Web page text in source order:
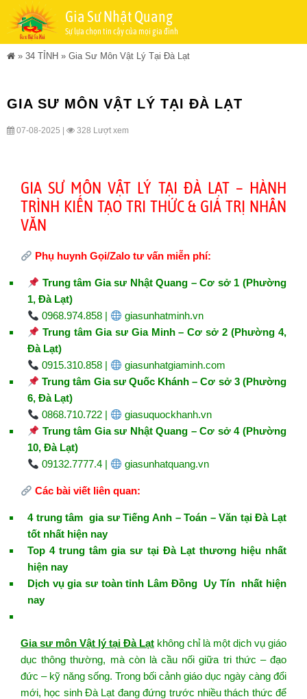
Gia Sư Nhật Quang
Sự lựa chọn tin cậy của mọi gia đình
» 34 TỈNH » Gia Sư Môn Vật Lý Tại Đà Lạt
GIA SƯ MÔN VẬT LÝ TẠI ĐÀ LẠT
07-08-2025 | 328 Lượt xem
GIA SƯ MÔN VẬT LÝ TẠI ĐÀ LẠT – HÀNH
TRÌNH KIẾN TẠO TRI THỨC & GIÁ TRỊ NHÂN
VĂN
Phụ huynh Gọi/Zalo tư vấn miễn phí:
Trung tâm Gia sư Nhật Quang – Cơ sở 1 (Phường
1, Đà Lạt)
0968.974.858 |
giasunhatminh.vn
Trung tâm Gia sư Gia Minh – Cơ sở 2 (Phường 4,
Đà Lạt)
0915.310.858 |
giasunhatgiaminh.com
Trung tâm Gia sư Quốc Khánh – Cơ sở 3 (Phường
6, Đà Lạt)
0868.710.722 |
giasuquockhanh.vn
Trung tâm Gia sư Nhật Quang – Cơ sở 4 (Phường
10, Đà Lạt)
09132.7777.4 |
giasunhatquang.vn
Các bài viết liên quan:
4 trung tâm gia sư Tiếng Anh – Toán – Văn tại Đà Lạt
tốt nhất hiện nay
Top 4 trung tâm gia sư tại Đà Lạt thương hiệu nhất
hiện nay
Dịch vụ gia sư toàn tỉnh Lâm Đồng Uy Tín nhất hiện
nay
Gia sư môn Vật lý tại Đà Lạt không chỉ là một dịch vụ giáo
dục thông thường, mà còn là cầu nối giữa tri thức – đạo
đức – kỹ năng sống. Trong bối cảnh giáo dục ngày càng đổi
mới, học sinh Đà Lạt đang đứng trước nhiều thách thức để